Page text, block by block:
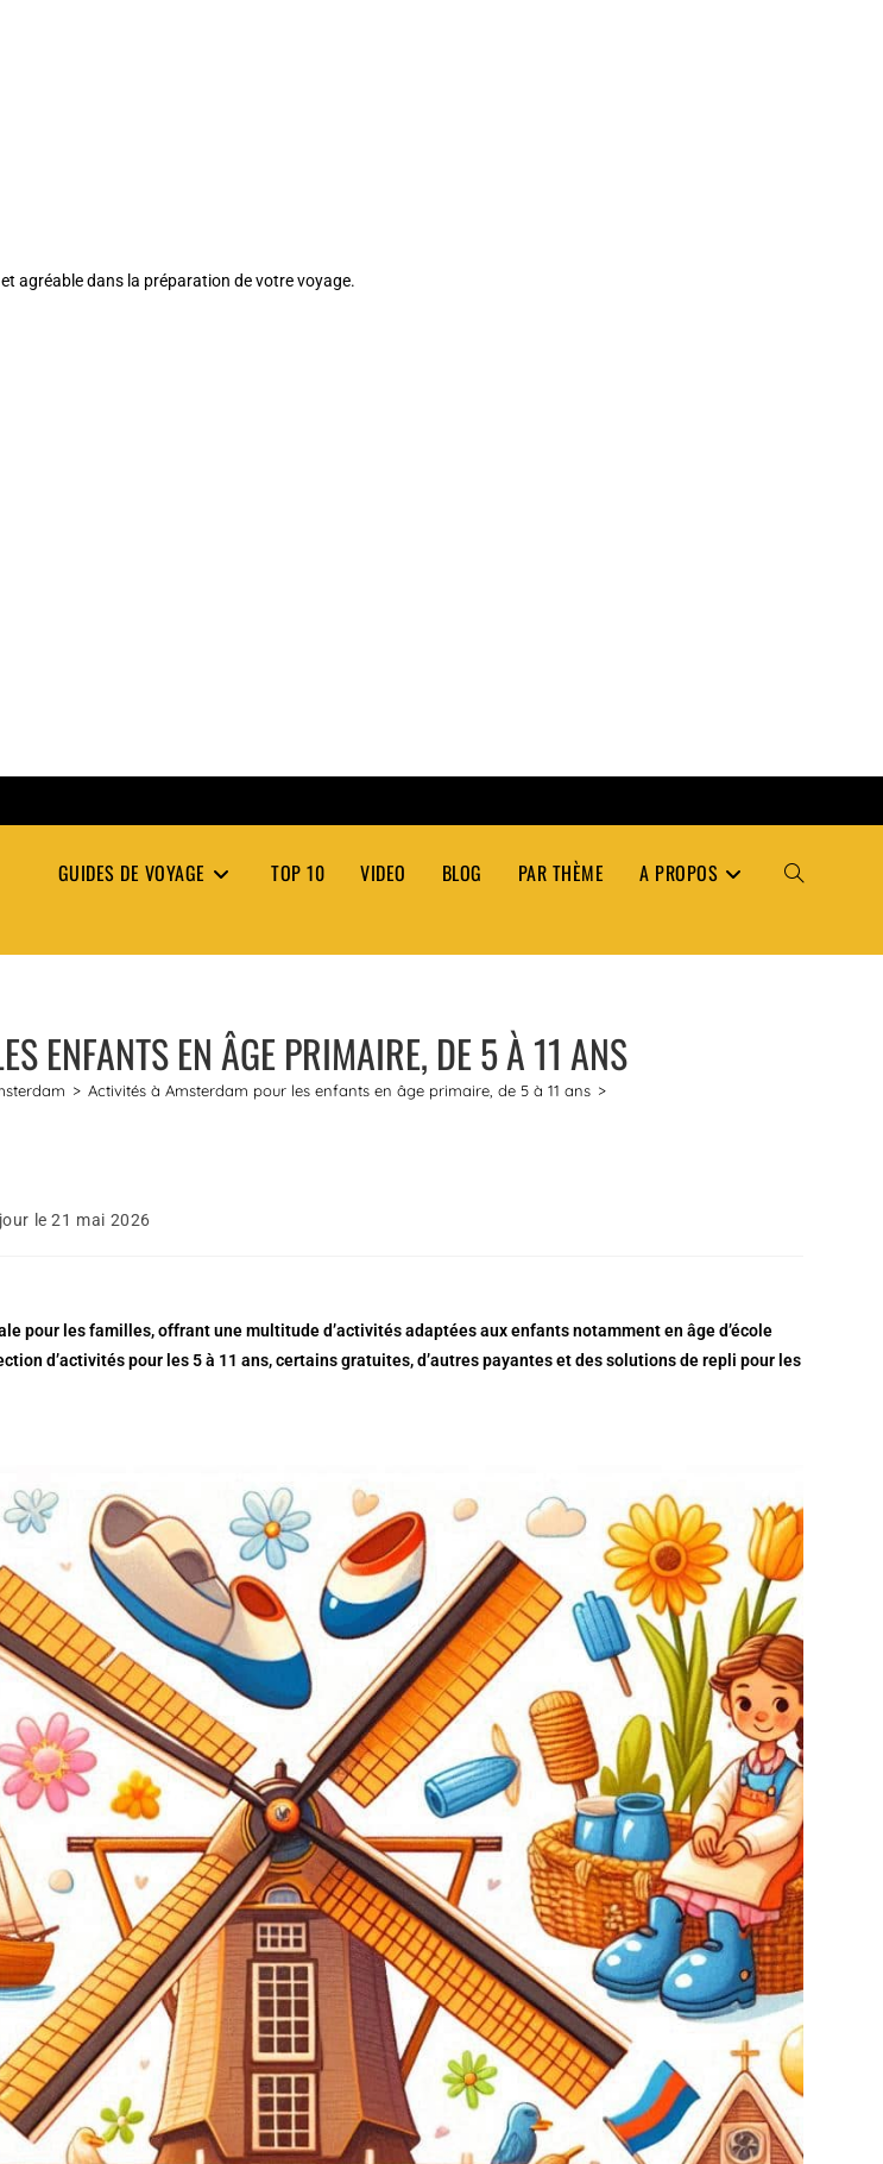
agréable dans la préparation de votre voyage.
GUIDES DE VOYAGE TOP 10 VIDEO BLOG PAR THÈME A PROPOS TOGGLE
ENFANTS EN ÂGE PRIMAIRE, DE 5 À 11 ANS
> Activités à Amsterdam pour les enfants en âge primaire, de 5 à 11 ans >
le 21 mai 2026
pour les familles, offrant une multitude d’activités adaptées aux enfants notamment en âge d’école
d’activités pour les 5 à 11 ans, certains gratuites, d’autres payantes et des solutions de repli pour les